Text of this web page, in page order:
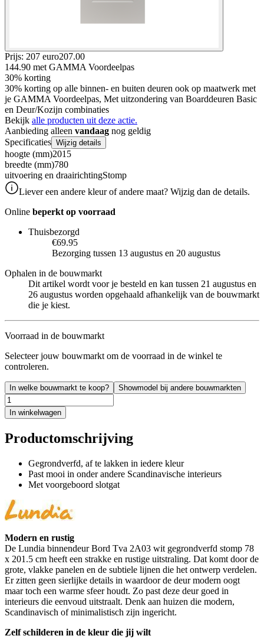
Prijs: 207 euro207.00
144.90 met GAMMA Voordeelpas
30% korting
30% korting op alle binnen- en buiten deuren ook op maatwerk met
je GAMMA Voordeelpas, Met uitzondering van Boarddeuren Basic
en Deur/Kozijn combinaties
Bekijk alle producten uit deze actie.
Aanbieding alleen vandaag nog geldig
Specificaties Wijzig details
hoogte (mm)2015
breedte (mm)780
uitvoering en draairichtingStomp
Liever een andere kleur of andere maat? Wijzig dan de details.
Online beperkt op voorraad
Thuisbezorgd
€69.95
Bezorging tussen 13 augustus en 20 augustus
Ophalen in de bouwmarkt
Dit artikel wordt voor je besteld en kan tussen 21 augustus en
26 augustus worden opgehaald afhankelijk van de bouwmarkt
die je kiest.
Voorraad in de bouwmarkt
Selecteer jouw bouwmarkt om de voorraad in de winkel te
controleren.
In welke bouwmarkt te koop? Showmodel bij andere bouwmarkten
In winkelwagen
Productomschrijving
Gegrondverfd, af te lakken in iedere kleur
Past mooi in onder andere Scandinavische interieurs
Met voorgeboord slotgat
Modern en rustig
De Lundia binnendeur Bord Tva 2A03 wit gegrondverfd stomp 78
x 201.5 cm heeft een strakke en rustige uitstraling. Dat komt door de
grote, vlakke panelen en de subtiele lijnen die het ontwerp verdelen.
Er zitten geen sierlijke details in waardoor de deur modern oogt
maar toch een warme sfeer houdt. Zo past deze deur goed in
interieurs die eenvoud uitstraalt. Denk aan huizen die modern,
Scandinavisch of minimalistisch zijn ingericht.
Zelf schilderen in de kleur die jij wilt